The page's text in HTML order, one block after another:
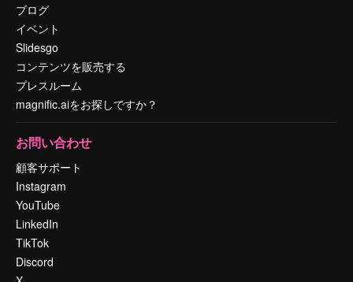
ブログ
イベント
Slidesgo
コンテンツを販売する
プレスルーム
magnific.aiをお探しですか？
お問い合わせ
顧客サポート
Instagram
YouTube
LinkedIn
TikTok
Discord